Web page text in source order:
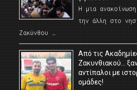
Η μια ανακοίνωση
την άλλη στο
Ζακύνθου …
Από τις
Ζακυνθιακού…
αντίπαλοι με
ομάδες!